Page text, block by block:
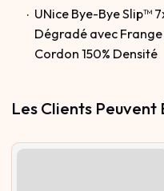
UNice Bye-Bye Slip™
Dégradé avec
Cordon 150% Densité
Les Clients